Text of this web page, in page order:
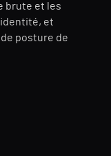
brute et les
et
posture de